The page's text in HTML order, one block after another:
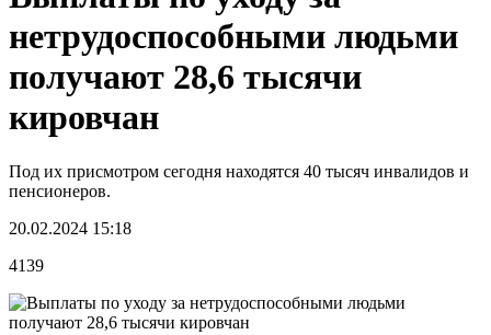
нетрудоспособными людьми
получают 28,6 тысячи
кировчан
Под их присмотром сегодня находятся 40 тысяч инвалидов и
пенсионеров.
20.02.2024 15:18
4139